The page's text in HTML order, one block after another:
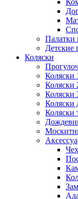
Палатки
Детские
Коляски
Коляски
Коляски
Коляски
Коляски
Коляски